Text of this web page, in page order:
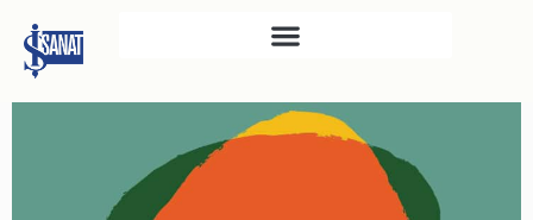
SAHNE SANATLARI
TÜRKIYE İŞ BANKASI